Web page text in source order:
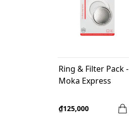
Ring & Filter Pack -
Moka Express
₫125,000